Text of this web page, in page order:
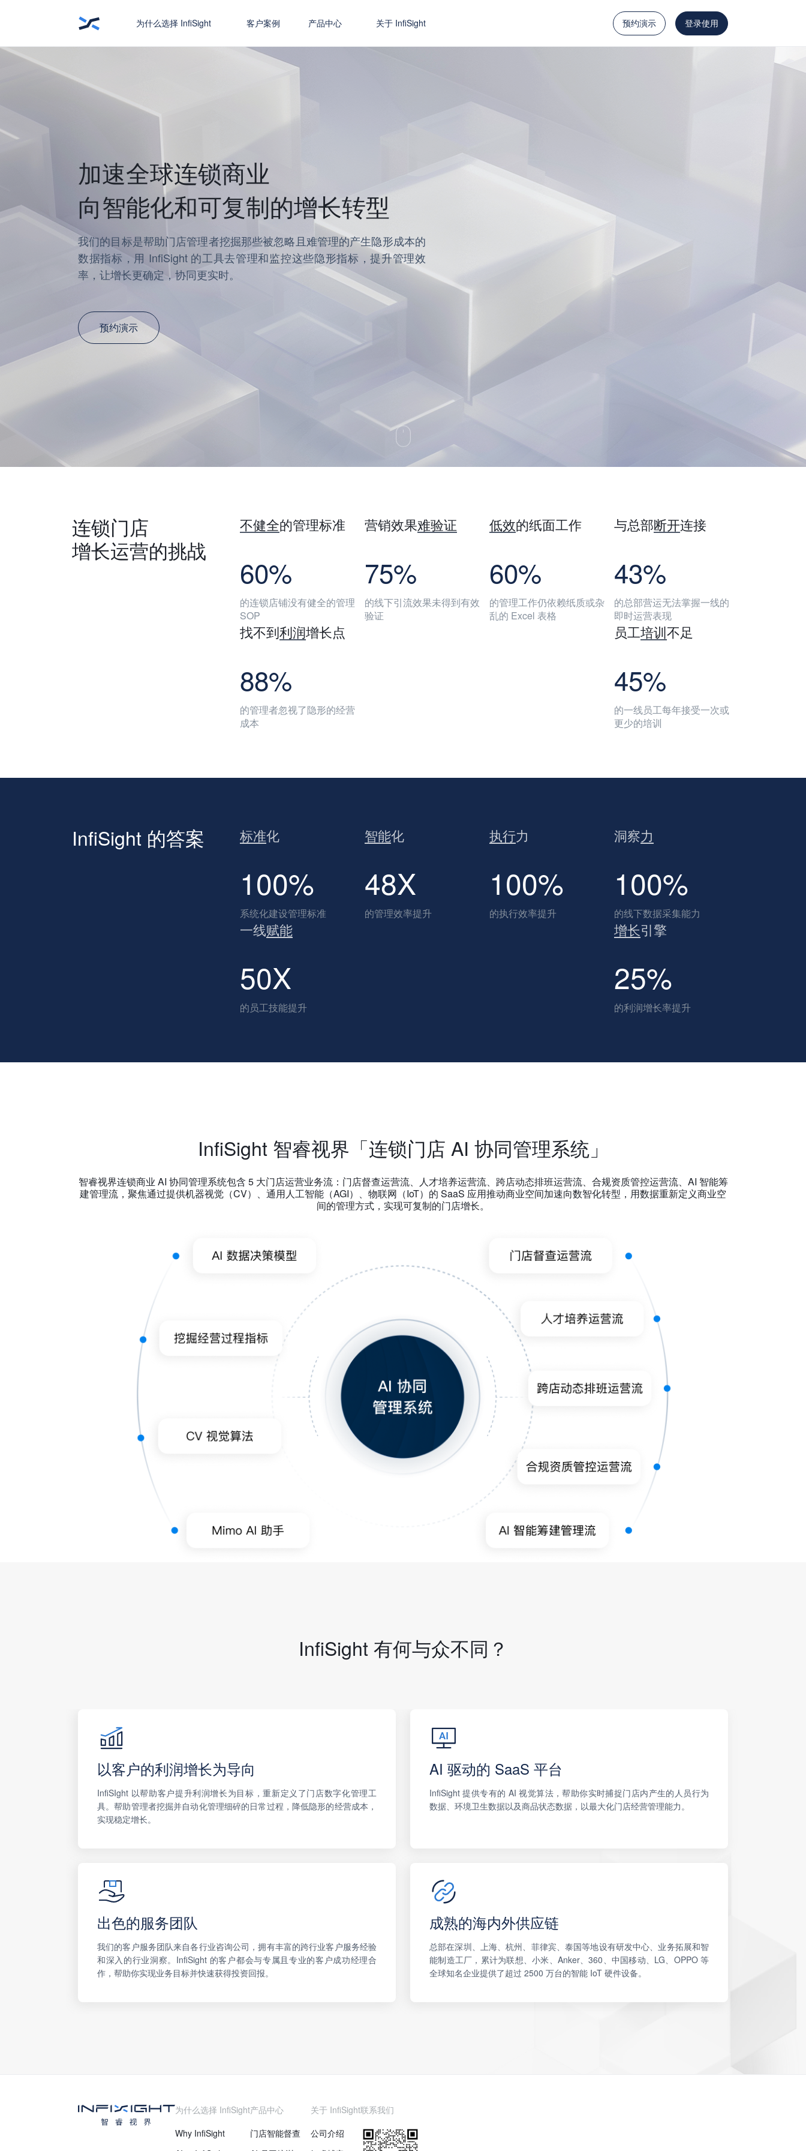
为什么选择 InfiSight 客户案例 产品中心 关于 InfiSight 预约演示 登录使用
加速全球连锁商业
向智能化和可复制的增长转型
我们的目标是帮助门店管理者挖掘那些被忽略且难管理的产生隐形成本的
数据指标，用 InfiSight 的工具去管理和监控这些隐形指标，提升管理效
率，让增长更确定，协同更实时。
预约演示
连锁门店
增长运营的挑战
不健全的管理标准
60%
的连锁店铺没有健全的管理
SOP
营销效果难验证
75%
的线下引流效果未得到有效
验证
低效的纸面工作
60%
的管理工作仍依赖纸质或杂
乱的 Excel 表格
与总部断开连接
43%
的总部营运无法掌握一线的
即时运营表现
找不到利润增长点
88%
的管理者忽视了隐形的经营
成本
员工培训不足
45%
的一线员工每年接受一次或
更少的培训
InfiSight 的答案 标准化
100%
系统化建设管理标准
智能化
48X
的管理效率提升
执行力
100%
的执行效率提升
洞察力
100%
的线下数据采集能力
一线赋能
50X
的员工技能提升
增长引擎
25%
的利润增长率提升
InfiSight 智睿视界 「连锁门店 AI 协同管理系统」
智睿视界连锁商业 AI 协同管理系统包含 5 大门店运营业务流：门店督查运营流、人才培养运营流、跨店动态排班运营流、合规资质管控运营流、AI 智能筹
建管理流，聚焦通过提供机器视觉（CV）、通用人工智能（AGI）、物联网（IoT）的 SaaS 应用推动商业空间加速向数智化转型，用数据重新定义商业空
间的管理方式，实现可复制的门店增长。
InfiSight 有何与众不同？
以客户的利润增长为导向
InfiSIght 以帮助客户提升利润增长为目标，重新定义了门店数字化管理工
具。帮助管理者挖掘并自动化管理细碎的日常过程，降低隐形的经营成本，
实现稳定增长。
AI 驱动的 SaaS 平台
InfiSight 提供专有的 AI 视觉算法，帮助你实时捕捉门店内产生的人员行为
数据、环境卫生数据以及商品状态数据，以最大化门店经营管理能力。
出色的服务团队
我们的客户服务团队来自各行业咨询公司，拥有丰富的跨行业客户服务经验
和深入的行业洞察。InfiSight 的客户都会与专属且专业的客户成功经理合
作，帮助你实现业务目标并快速获得投资回报。
成熟的海内外供应链
总部在深圳、上海、杭州、菲律宾、泰国等地设有研发中心、业务拓展和智
能制造工厂，累计为联想、小米、Anker、360、中国移动、LG、OPPO 等
全球知名企业提供了超过 2500 万台的智能 IoT 硬件设备。
为什么选择 InfiSight
Why InfiSight
产品中心
门店智能督查
关于 InfiSight
公司介绍
联系我们